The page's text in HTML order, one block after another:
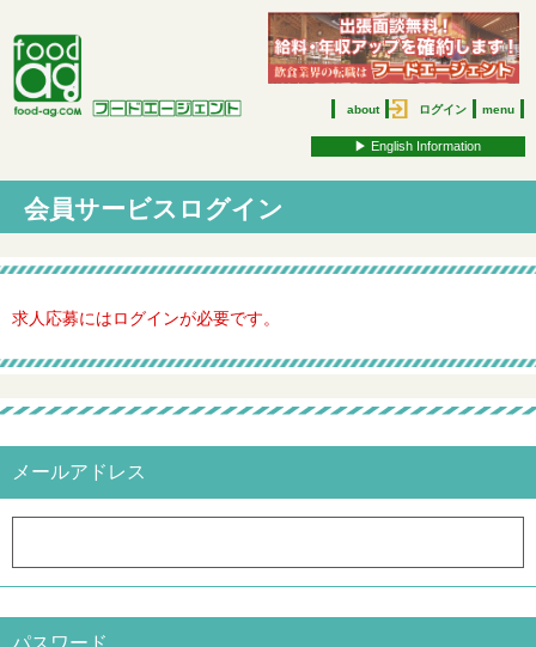
about ログイン menu
▶︎ English Information
会員サービスログイン
求人応募にはログインが必要です。
メールアドレス